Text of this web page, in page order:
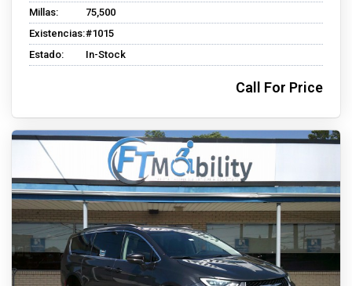
Millas:
75,500
Existencias:#1015
Estado:
In-Stock
Call For Price